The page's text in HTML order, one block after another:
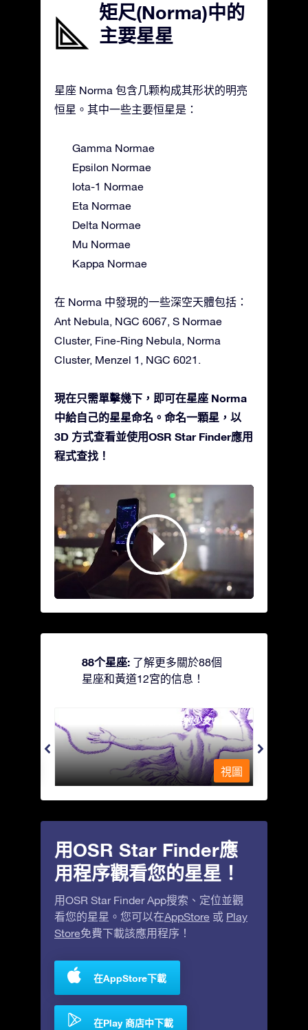
矩尺(Norma)中的
主要星星
星座 Norma 包含几颗构成其形状的明亮
恒星。其中一些主要恒星是：
Gamma Normae
Epsilon Normae
Iota-1 Normae
Eta Normae
Delta Normae
Mu Normae
Kappa Normae
在 Norma 中發現的一些深空天體包括：
Ant Nebula, NGC 6067, S Normae
Cluster, Fine-Ring Nebula, Norma
Cluster, Menzel 1, NGC 6021.
現在只需單擊幾下，即可在星座 Norma
中給自己的星星命名。命名一顆星，以
3D 方式查看並使用OSR Star Finder應用
程式查找！
88个星座: 了解更多關於88個
星座和黃道12宮的信息！
Andromeda - 被鐵鍊鎖著的少女
視圖
用OSR Star Finder應
用程序觀看您的星星！
用OSR Star Finder App搜索、定位並觀
看您的星星。您可以在AppStore 或 Play
Store免費下載該應用程序！
在AppStore下載
在Play 商店中下載